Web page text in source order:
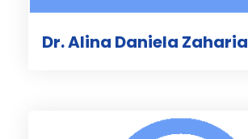
Dr. Alina Daniela Zaharia